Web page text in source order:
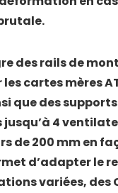
desrails de
les cartes mères
que des
4
de 200 mmen
d’adapter le
variées, des